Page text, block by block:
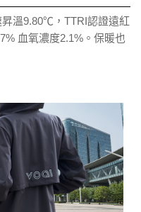
溫9.80℃，TTRI認證遠紅
血氧濃度2.1%。保暖也